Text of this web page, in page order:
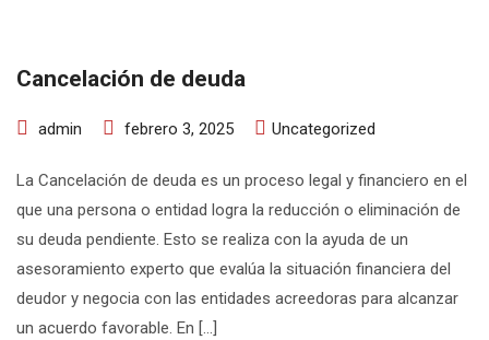
Cancelación de deuda
admin febrero 3, 2025 Uncategorized
La Cancelación de deuda es un proceso legal y financiero en el
que una persona o entidad logra la reducción o eliminación de
su deuda pendiente. Esto se realiza con la ayuda de un
asesoramiento experto que evalúa la situación financiera del
deudor y negocia con las entidades acreedoras para alcanzar
un acuerdo favorable. En […]